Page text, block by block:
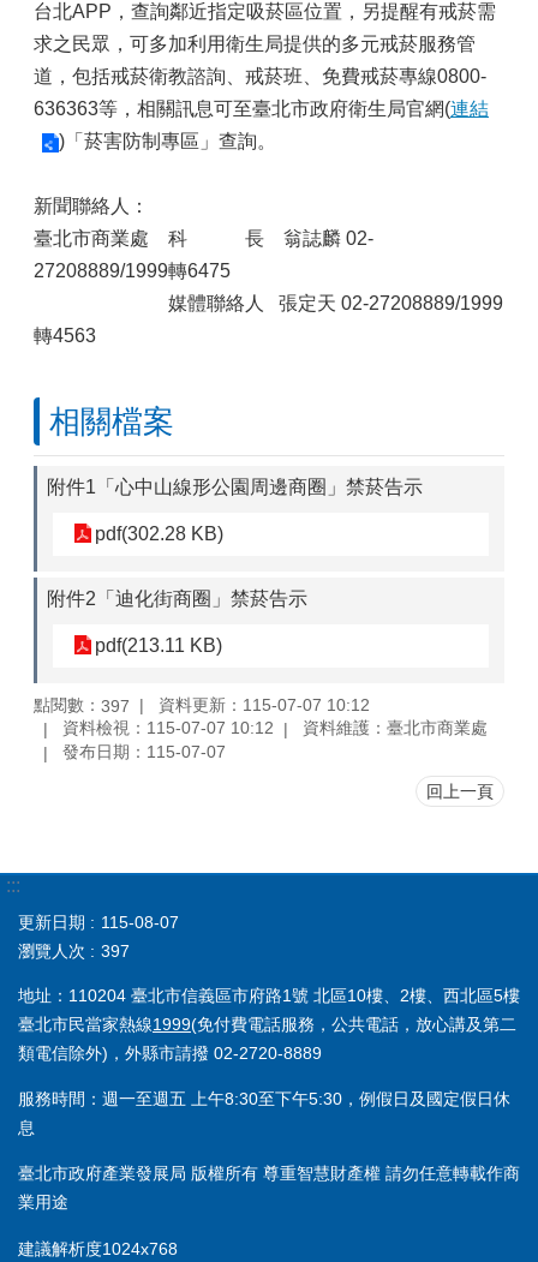
台北APP，查詢鄰近指定吸菸區位置，另提醒有戒菸需
求之民眾，可多加利用衛生局提供的多元戒菸服務管
道，包括戒菸衛教諮詢、戒菸班、免費戒菸專線0800-
636363等，相關訊息可至臺北市政府衛生局官網(連結
)「菸害防制專區」查詢。
新聞聯絡人：
臺北市商業處 科 長 翁誌麟 02-
27208889/1999轉6475
媒體聯絡人 張定天 02-27208889/1999
轉4563
相關檔案
附件1「心中山線形公園周邊商圈」禁菸告示
pdf(302.28 KB)
附件2「迪化街商圈」禁菸告示
pdf(213.11 KB)
點閱數： 397
資料更新：115-07-07 10:12
資料檢視：115-07-07 10:12
資料維護：臺北市商業處
發布日期：115-07-07
回上一頁
:::
更新日期
115-08-07
瀏覽人次
397
地址：110204 臺北市信義區市府路1號 北區10樓、2樓、西北區5樓
臺北市民當家熱線1999(免付費電話服務，公共電話，放心講及第二
類電信除外)，外縣市請撥 02-2720-8889
服務時間：週一至週五 上午8:30至下午5:30，例假日及國定假日休
息
臺北市政府產業發展局 版權所有 尊重智慧財產權 請勿任意轉載作商
業用途
建議解析度1024x768